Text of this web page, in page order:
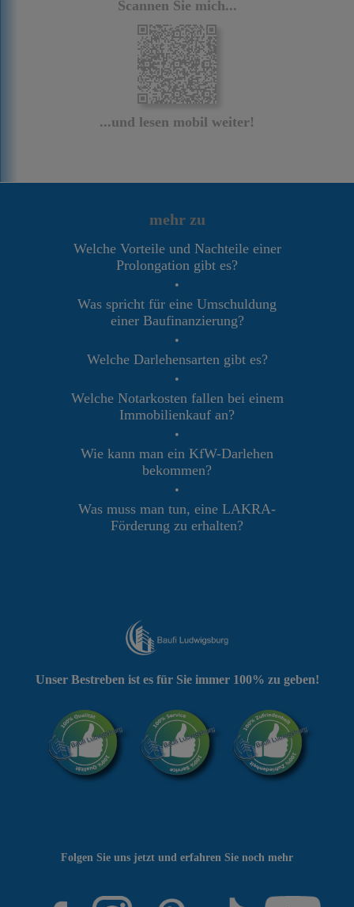
Scannen Sie mich...
...und lesen mobil weiter!
mehr zu
Welche Vorteile und Nachteile einer
Prolongation gibt es?
•
Was spricht für eine Umschuldung
einer Baufinanzierung?
•
Welche Darlehensarten gibt es?
•
Welche Notarkosten fallen bei einem
Immobilienkauf an?
•
Wie kann man ein KfW-Darlehen
bekommen?
•
Was muss man tun, eine LAKRA-
Förderung zu erhalten?
Folgen Sie uns jetzt und erfahren Sie noch mehr
Unser Bestreben ist es für Sie immer 100% zu geben!